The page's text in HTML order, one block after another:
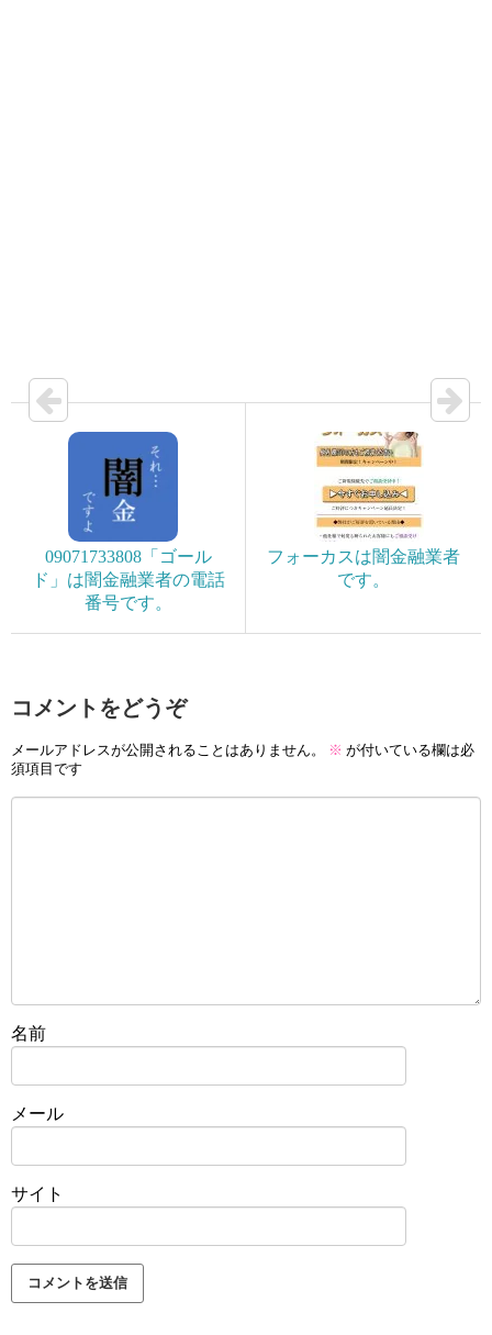
09071733808「ゴール
ド」は闇金融業者の電話
番号です。
フォーカスは闇金融業者
です。
コメントをどうぞ
メールアドレスが公開されることはありません。 ※ が付いている欄は必
須項目です
名前
メール
サイト